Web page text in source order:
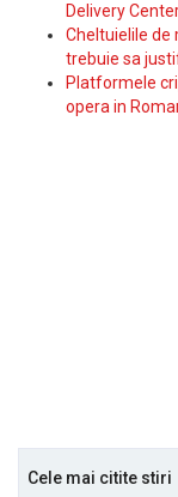
Delivery
Cheltuielile de
trebuie sa
Platformele
opera in
Cele mai citite stiri